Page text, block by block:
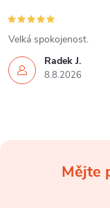
Radek J.
8.8.2026
Velká spokojenost.
Mějte